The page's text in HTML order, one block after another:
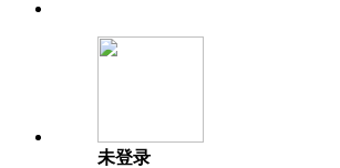
未登录